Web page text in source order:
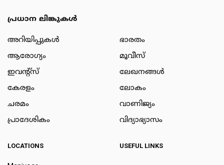
പ്രധാന ലിങ്കുകൾ
അറിയിപ്പുകള്‍
ആരോഗ്യം
ഇവന്റ്സ്
കേരളം
ചരമം
പ്രാദേശികം
ഭാരതം
മൂവീസ്
ലേഖനങ്ങള്‍
ലോകം
വാണിജ്യം
വിദ്യാഭ്യാസം
LOCATIONS USEFUL LINKS